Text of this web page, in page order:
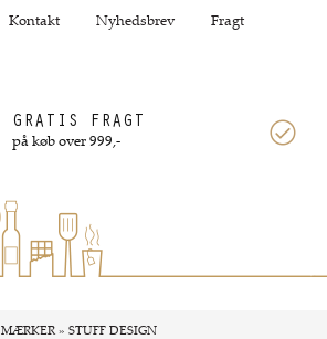
Kontakt Nyhedsbrev Fragt
GRATIS FRAGT
på køb over 999,-
MÆRKER» STUFF DESIGN